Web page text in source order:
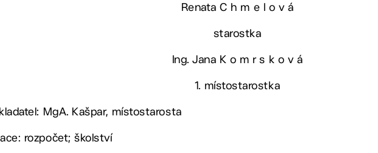
Renata C h m e l o v á
starostka
Ing. Jana K o m r s k o v á
1. místostarostka
MgA. Kašpar, místostarosta
rozpočet; školství